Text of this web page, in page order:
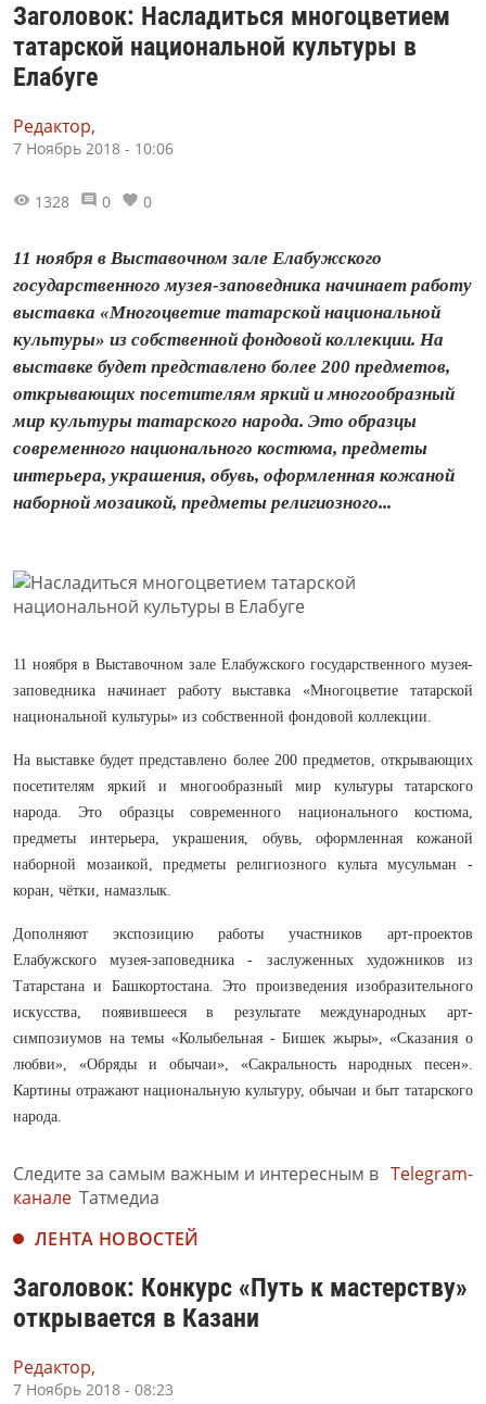
Заголовок: Насладиться многоцветием
татарской национальной культуры в
Елабуге
Редактор,
7 Ноябрь 2018 - 10:06
1328 0 0
11 ноября в Выставочном зале Елабужского
государственного музея-заповедника начинает работу
выставка «Многоцветие татарской национальной
культуры» из собственной фондовой коллекции. На
выставке будет представлено более 200 предметов,
открывающих посетителям яркий и многообразный
мир культуры татарского народа. Это образцы
современного национального костюма, предметы
интерьера, украшения, обувь, оформленная кожаной
наборной мозаикой, предметы религиозного...
11 ноября в Выставочном зале Елабужского государственного музея-
заповедника начинает работу выставка «Многоцветие татарской
национальной культуры» из собственной фондовой коллекции.
На выставке будет представлено более 200 предметов, открывающих
посетителям яркий и многообразный мир культуры татарского
народа. Это образцы современного национального костюма,
предметы интерьера, украшения, обувь, оформленная кожаной
наборной мозаикой, предметы религиозного культа мусульман -
коран, чётки, намазлык.
Дополняют экспозицию работы участников арт-проектов
Елабужского музея-заповедника - заслуженных художников из
Татарстана и Башкортостана. Это произведения изобразительного
искусства, появившееся в результате международных арт-
симпозиумов на темы «Колыбельная - Бишек жыры», «Сказания о
любви», «Обряды и обычаи», «Сакральность народных песен».
Картины отражают национальную культуру, обычаи и быт татарского
народа.
Следите за самым важным и интересным в Telegram-
канале Татмедиа
ЛЕНТА НОВОСТЕЙ
Заголовок: Конкурс «Путь к мастерству»
открывается в Казани
Редактор,
7 Ноябрь 2018 - 08:23